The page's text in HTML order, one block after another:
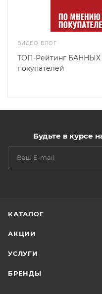
ВИДЕО БЛОГ
ТОП-Рейтинг
покупателей
Будьте в курсе
КАТАЛОГ
АКЦИИ
УСЛУГИ
БРЕНДЫ